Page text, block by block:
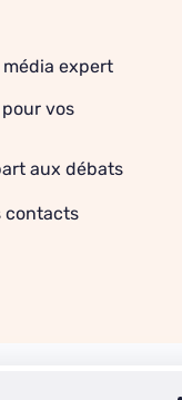
expert
vos
aux débats
contacts